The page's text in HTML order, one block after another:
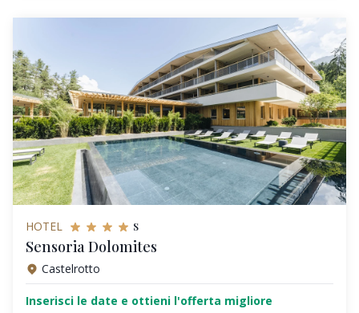
HOTEL s
Sensoria Dolomites
Castelrotto
Inserisci le date e ottieni l'offerta migliore